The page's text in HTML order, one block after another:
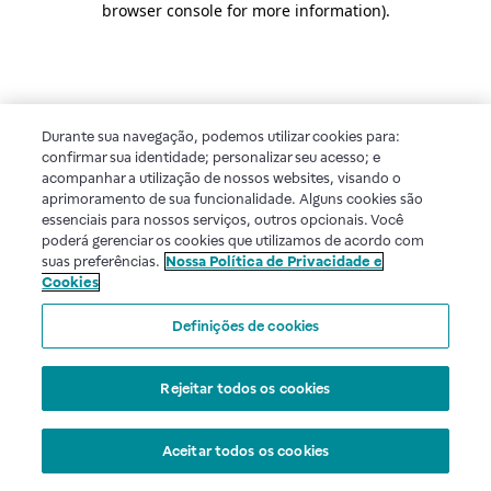
browser console for more information).
Durante sua navegação, podemos utilizar cookies para:
confirmar sua identidade; personalizar seu acesso; e
acompanhar a utilização de nossos websites, visando o
aprimoramento de sua funcionalidade. Alguns cookies são
essenciais para nossos serviços, outros opcionais. Você
poderá gerenciar os cookies que utilizamos de acordo com
suas preferências. Nossa Política de Privacidade e
Cookies
Definições de cookies
Rejeitar todos os cookies
Aceitar todos os cookies